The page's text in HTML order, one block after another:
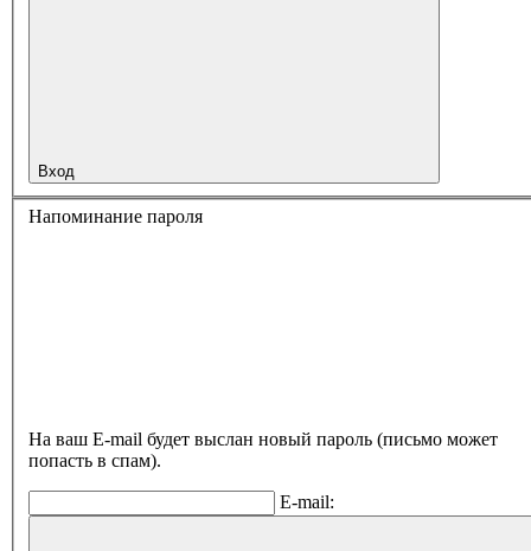
Вход
Напоминание пароля
На ваш E-mail будет выслан новый пароль (письмо может
попасть в спам).
E-mail: